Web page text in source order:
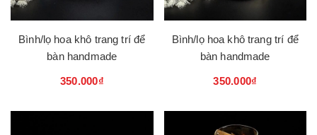
Bình/lọ hoa khô trang trí để
bàn handmade
350.000₫
Bình/lọ hoa khô trang trí để
bàn handmade
350.000₫